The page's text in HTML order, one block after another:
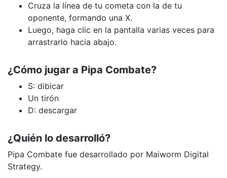
Cruza la línea de tu cometa con la de tu
oponente, formando una X.
Luego, haga clic en la pantalla varias veces para
arrastrarlo hacia abajo.
¿Cómo jugar a Pipa Combate?
S: dibicar
Un tirón
D: descargar
¿Quién lo desarrolló?
Pipa Combate fue desarrollado por Maiworm Digital
Strategy.